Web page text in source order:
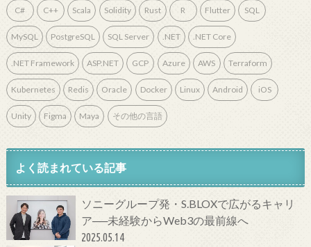
C# C++ Scala Solidity Rust R Flutter SQL
MySQL PostgreSQL SQL Server .NET .NET Core
.NET Framework ASP.NET GCP Azure AWS Terraform
Kubernetes Redis Oracle Docker Linux Android iOS
Unity Figma Maya その他の言語
よく読まれている記事
ソニーグループ発・S.BLOXで広がるキャリ
ア──未経験からWeb3の最前線へ
2025.05.14